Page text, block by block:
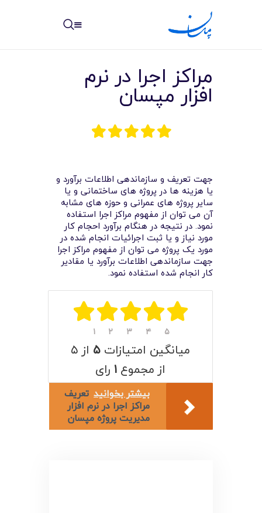
خانه
مرکز آموزش
امکانات
سیستم ها
لیست قیمت محصولات
مراکز اجرا در نرم
افزار مپسان
جهت تعریف و سازماندهی اطلاعات برآورد و
یا هزینه ها در پروژه های ساختمانی و یا
سایر پروژه های عمرانی و حوزه های مشابه
آن می توان از مفهوم مراکز اجرا استفاده
نمود. در نتیجه در هنگام برآورد احجام کار
مورد نیاز و یا ثبت اجرائیات انجام شده در
مورد یک پروژه می توان از مفهوم مراکز اجرا
جهت سازماندهی اطلاعات برآورد یا مقادیر
کار انجام شده استفاده نمود.
۱ ۲ ۳ ۴ ۵
میانگین امتیازات ۵ از ۵
از مجموع ۱ رای
بیشتر بخوانید تعريف
مراکز اجرا در نرم افزار
مديريت پروژه مپسان